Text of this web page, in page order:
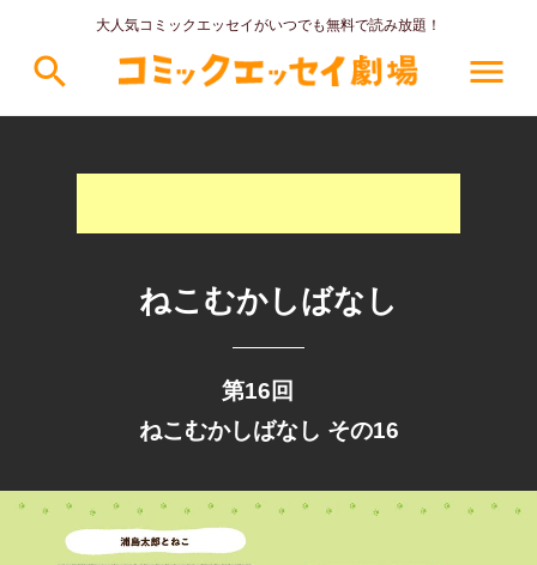
大人気コミックエッセイがいつでも無料で読み放題！
search menu
ねこむかしばなし
第16回
ねこむかしばなし その16